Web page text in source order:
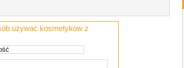
używać kosmetyków z